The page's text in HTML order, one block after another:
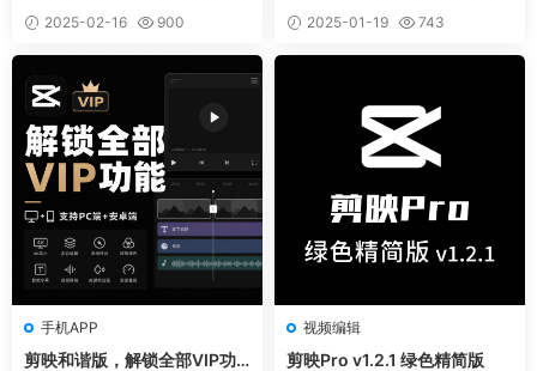
I 6.0.3 便携版
2025-02-16 900
9.0 去广告绿色版
2025-01-19 743
手机APP
剪映和谐版，解锁全部VIP功
视频编辑
剪映Pro v1.2.1 绿色精简版